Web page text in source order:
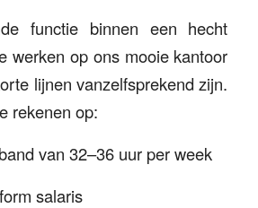
functie binnen een hecht
werken op ons mooie kantoor
lijnen vanzelfsprekend zijn.
rekenen op:
van 32–36 uur per week
salaris